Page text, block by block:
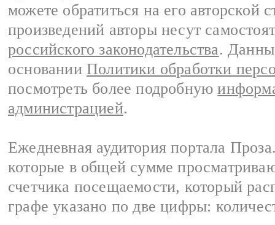
можете обратиться на его авторской
произведений авторы несут
российского законодательства.
основании Политики обработки
посмотреть более подробную
администрацией.
Ежедневная аудитория портала
которые в общей сумме
счетчика посещаемости, который
графе указано по две цифры: